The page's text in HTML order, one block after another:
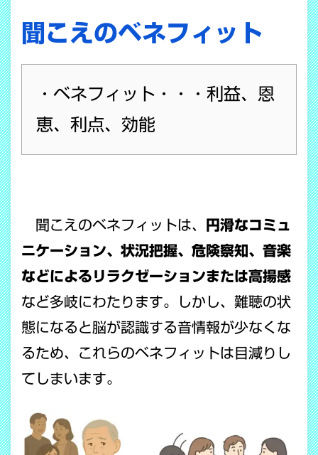
聞こえのベネフィット
・ ベネフィット・・・利益、恩
恵、利点、効能
聞こえのベネフィットは、
円滑なコミュ
ニケーション、状況把握、危険察知、音楽
などによるリラクゼーションまたは高揚感
など多岐にわたります。しかし、難聴の状
態になると脳が認識する音情報が少なくな
るため、これらのベネフィットは目減りし
てしまいます。